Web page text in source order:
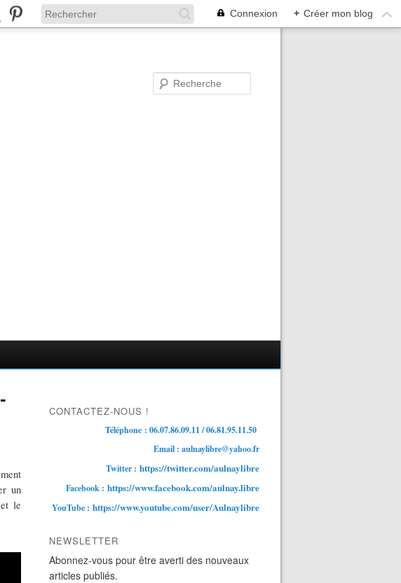
Connexion + Créer mon blog
un
le
CONTACTEZ-NOUS !
Téléphone : 06.07.86.09.11 / 06.81.95.11.50
Email : aulnaylibre@yahoo.fr
Twitter : https://twitter.com/aulnaylibre
Facebook : https://www.facebook.com/aulnay.libre
YouTube : https://www.youtube.com/user/Aulnaylibre
NEWSLETTER
Abonnez-vous pour être averti des nouveaux
articles publiés.